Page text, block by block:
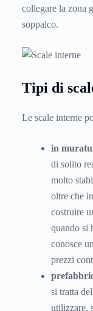
collegare la zona
soppalco.
Tipi di
Le scale interne
in
di solito
molto
oltre che
costruire
quando si
conosce
prezzi
si tratta
utilizzare,